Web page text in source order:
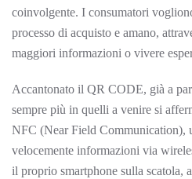
coinvolgente. I consumatori
processo di acquisto e amano,
maggiori informazioni o vivere
Accantonato il QR CODE, già a
sempre più in quelli a venire si
NFC (Near Field Communication),
velocemente informazioni via
il proprio smartphone sulla scatola,